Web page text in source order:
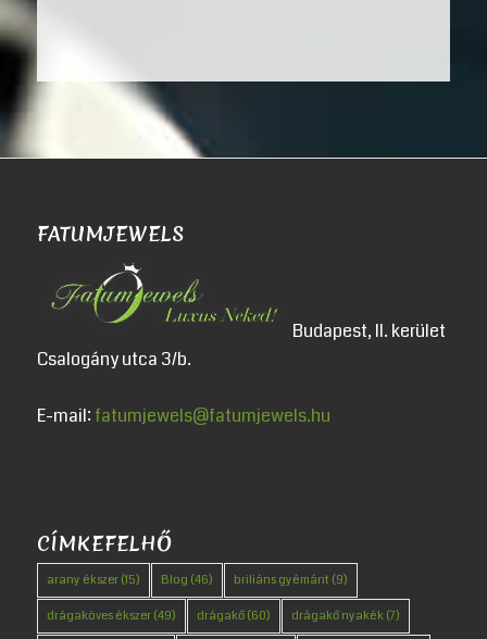
FATUMJEWELS
Budapest, II. kerület
Csalogány utca 3/b.
E-mail: fatumjewels@fatumjewels.hu
CÍMKEFELHŐ
arany ékszer(15) Blog (46) briliáns gyémánt (9)
drágaköves ékszer(49) drágakő(60) drágakő nyakék(7)